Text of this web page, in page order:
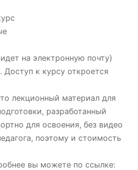
на электронную почту)
Доступ к курсу откроется
лекционный материал для
разработанный
для освоения, без видео
поэтому и стоимость
вы можете по ссылке: